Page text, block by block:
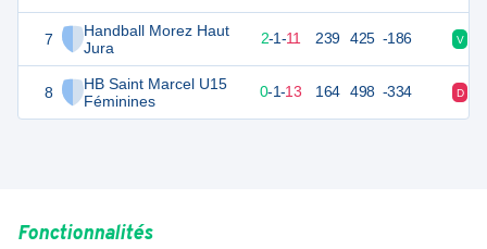
7
Handball Morez Haut
Jura
8
HB Saint Marcel U15
Féminines
19 14 2-1-11 239 425 -186 V
14 14 0-1-13 164 498 -334 D
Fonctionnalités